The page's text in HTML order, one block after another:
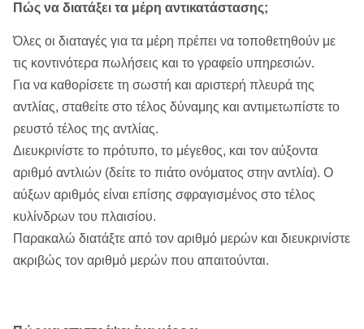
Πώς να διατάξει τα μέρη αντικατάστασης;
Όλες οι διαταγές για τα μέρη πρέπει να τοποθετηθούν με
τις κοντινότερα πωλήσεις και το γραφείο υπηρεσιών.
Για να καθορίσετε τη σωστή και αριστερή πλευρά της
αντλίας, σταθείτε στο τέλος δύναμης και αντιμετωπίστε το
ρευστό τέλος της αντλίας.
Διευκρινίστε το πρότυπο, το μέγεθος, και τον αύξοντα
αριθμό αντλιών (δείτε το πιάτο ονόματος στην αντλία). Ο
αύξων αριθμός είναι επίσης σφραγισμένος στο τέλος
κυλίνδρων του πλαισίου.
Παρακαλώ διατάξτε από τον αριθμό μερών και διευκρινίστε
ακριβώς τον αριθμό μερών που απαιτούνται.